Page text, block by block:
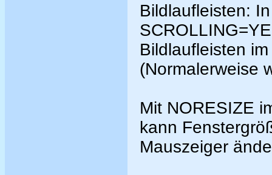
Bildlaufleisten:
Bildlaufleisten
(Normalerweise
Mit NORESIZE
kann
Mauszeiger